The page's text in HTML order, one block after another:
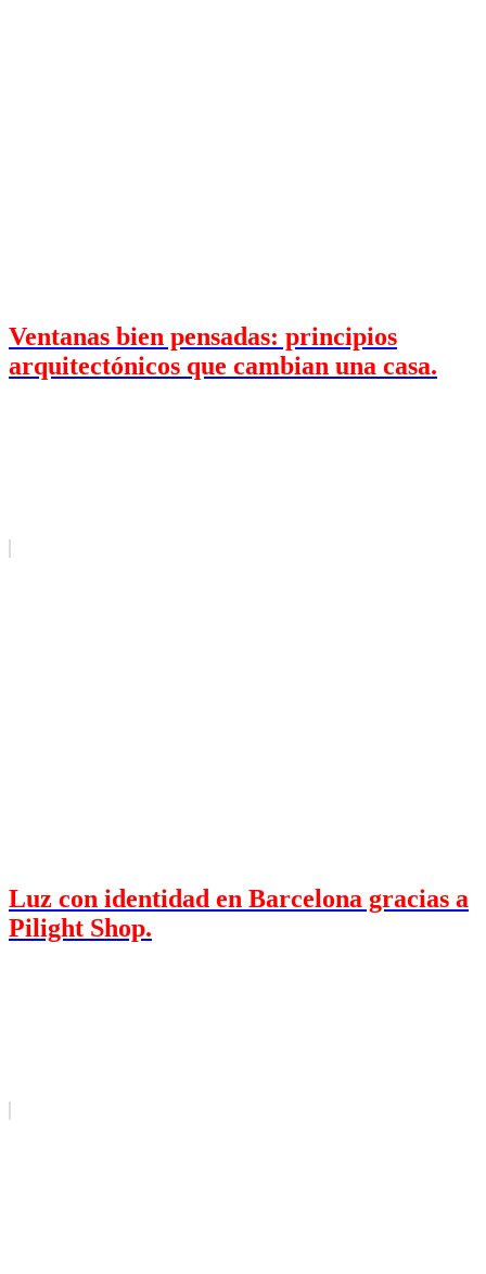
Ventanas bien pensadas: principios
arquitectónicos que cambian una casa.
Luz con identidad en Barcelona gracias a
Pilight Shop.